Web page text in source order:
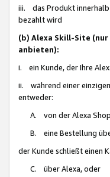
iii. das Produkt innerhalb
bezahlt wird
(b) Alexa Skill-Site
anbieten):
i. ein Kunde, der Ihre
ii. während einer
entweder:
A. von der Alexa
B. eine Bestellung
der Kunde schließt einen
C. über Alexa, oder